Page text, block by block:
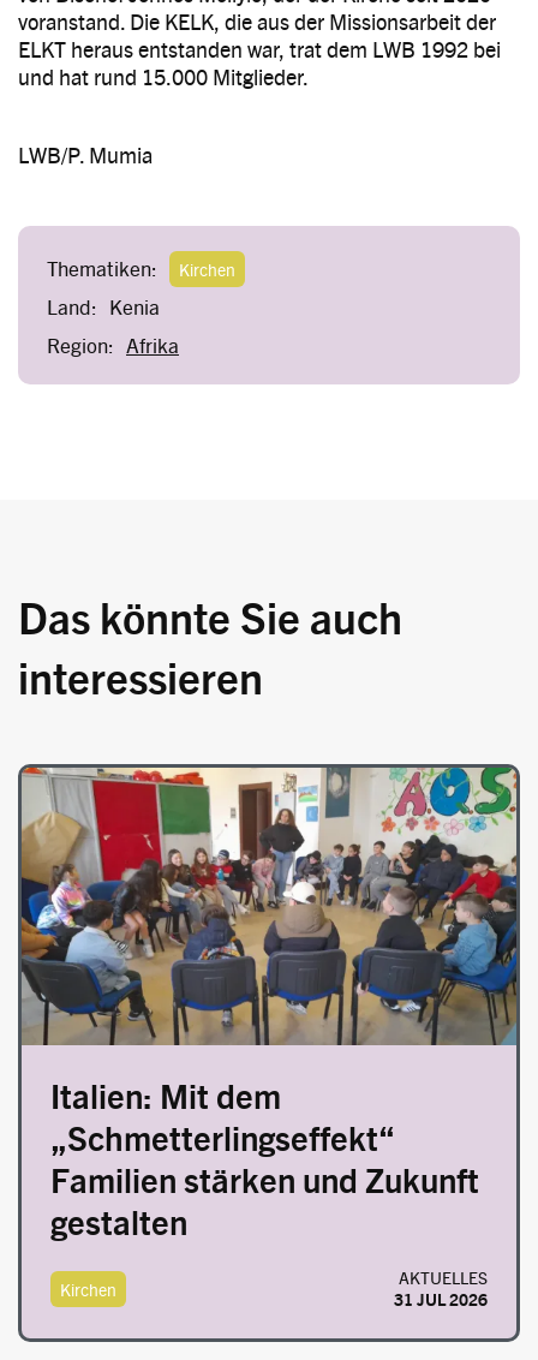
voranstand. Die KELK, die aus der Missionsarbeit der
ELKT heraus entstanden war, trat dem LWB 1992 bei
und hat rund 15.000 Mitglieder.
LWB/P. Mumia
Thematiken: Kirchen
Land: Kenia
Region: Afrika
Das könnte Sie auch
interessieren
Image
Italien: Mit dem
„Schmetterlingseffekt“
Familien stärken und Zukunft
gestalten
Kirchen
AKTUELLES
31 JUL 2026